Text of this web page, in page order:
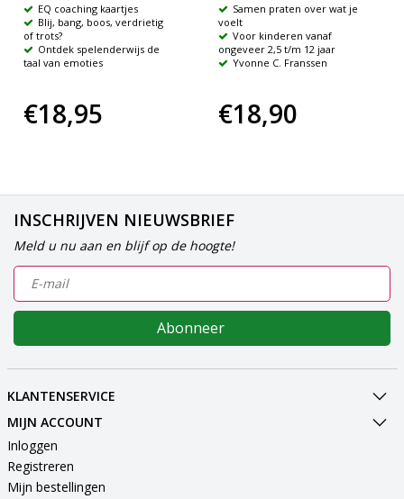
EQ coaching kaartjes
Blij, bang, boos, verdrietig
of trots?
Ontdek spelenderwijs de
taal van emoties
€18,95
Samen praten over wat je
voelt
Voor kinderen vanaf
ongeveer 2,5 t/m 12 jaar
Yvonne C. Franssen
€18,90
INSCHRIJVEN NIEUWSBRIEF
Meld u nu aan en blijf op de hoogte!
Abonneer
KLANTENSERVICE
MIJN ACCOUNT
Inloggen
Registreren
Mijn bestellingen